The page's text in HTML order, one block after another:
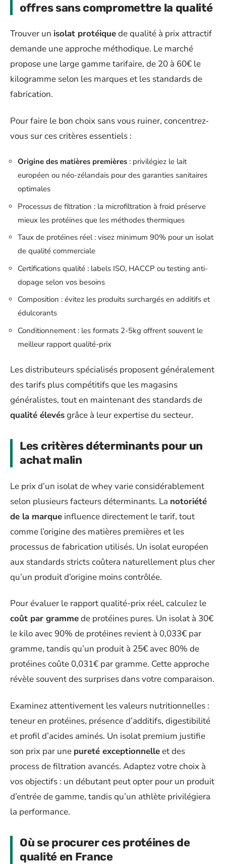
offres sans compromettre la qualité
Trouver un isolat protéiquede qualité à prix attractif
demande une approche méthodique. Le marché
propose une large gamme tarifaire, de 20 à 60€ le
kilogramme selon les marques et les standards de
fabrication.
Pour faire le bon choix sans vous ruiner, concentrez-
vous sur ces critères essentiels :
Origine des matières premières : privilégiez le lait
européen ou néo-zélandais pour des garanties sanitaires
optimales
Processus de filtration : la microfiltration à froid préserve
mieux les protéines que les méthodes thermiques
Taux de protéines réel : visez minimum 90% pour un isolat
de qualité commerciale
Certifications qualité : labels ISO, HACCP ou testing anti-
dopage selon vos besoins
Composition : évitez les produits surchargés en additifs et
édulcorants
Conditionnement : les formats 2-5kg offrent souvent le
meilleur rapport qualité-prix
Les distributeurs spécialisés proposent généralement
des tarifs plus compétitifs que les magasins
généralistes, tout en maintenant des standards de
qualité élevésgrâce à leur expertise du secteur.
Les critères déterminants pour un
achat malin
Le prix d’un isolat de whey varie considérablement
selon plusieurs facteurs déterminants. La notoriété
de la marque influence directement le tarif, tout
comme l’origine des matières premières et les
processus de fabrication utilisés. Un isolat européen
aux standards stricts coûtera naturellement plus cher
qu’un produit d’origine moins contrôlée.
Pour évaluer le rapport qualité-prix réel, calculez le
coût par grammede protéines pures. Un isolat à 30€
le kilo avec 90% de protéines revient à 0,033€ par
gramme, tandis qu’un produit à 25€ avec 80% de
protéines coûte 0,031€ par gramme. Cette approche
révèle souvent des surprises dans votre comparaison.
Examinez attentivement les valeurs nutritionnelles :
teneur en protéines, présence d’additifs, digestibilité
et profil d’acides aminés. Un isolat premium justifie
son prix par une pureté exceptionnelleet des
process de filtration avancés. Adaptez votre choix à
vos objectifs : un débutant peut opter pour un produit
d’entrée de gamme, tandis qu’un athlète privilégiera
la performance.
Où se procurer ces protéines de
qualité en France